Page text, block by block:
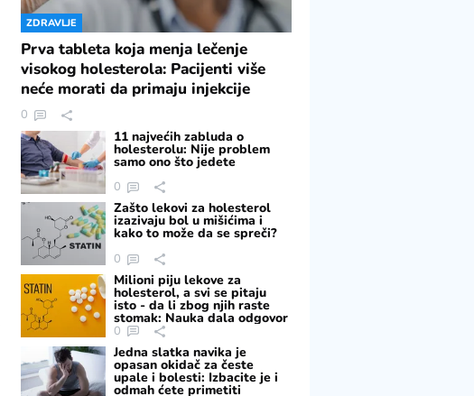
ZDRAVLJE
Prva tableta koja menja lečenje
visokog holesterola: Pacijenti više
neće morati da primaju injekcije
0
11 najvećih zabluda o
holesterolu: Nije problem
samo ono što jedete
0
Zašto lekovi za holesterol
izazivaju bol u mišićima i
kako to može da se spreči?
0
Milioni piju lekove za
holesterol, a svi se pitaju
isto - da li zbog njih raste
stomak: Nauka dala odgovor
0
Jedna slatka navika je
opasan okidač za česte
upale i bolesti: Izbacite je i
odmah ćete primetiti